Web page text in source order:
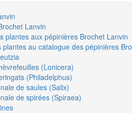
Lanvin
plantes aux pépinières Brochet Lanvin
plantes au catalogue des pépinières
(Lonicera)
(Philadelphus)
de saules (Salix)
de spirées (Spiraea)